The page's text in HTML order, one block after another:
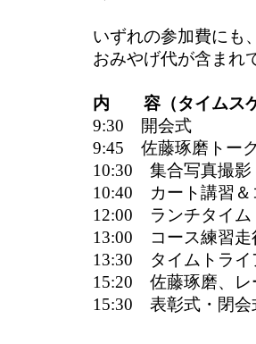
いずれの参加費にも
おみやげ代が含まれ
内 容（タイムスケ
9:30 開会式
9:45 佐藤琢磨トー
10:30 集合写真撮影
10:40 カート講習＆
12:00 ランチタイム
13:00 コース練習走
13:30 タイムトライ
15:20 佐藤琢磨、レ
15:30 表彰式・閉会